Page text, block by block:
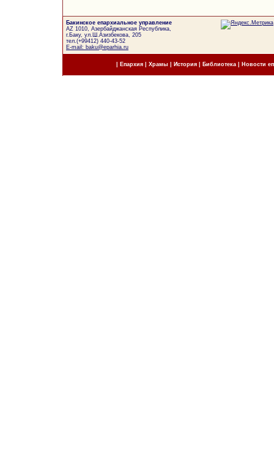
Бакинское епархиальное управление
AZ 1010, Азербайджанская Республика,
г.Баку, ул.Ш.Азизбекова, 205
тел.(+99412) 440-43-52
E-mail: baku@eparhia.ru
Епархия| Храмы История| Библиотека Новости